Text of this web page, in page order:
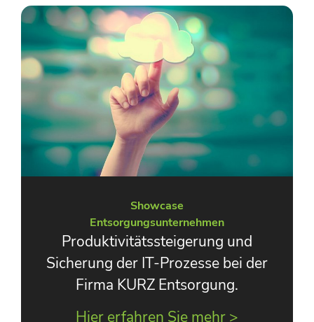
Showcase
Entsorgungsunternehmen
Produktivitätssteigerung und
Sicherung der IT-Prozesse bei der
Firma KURZ Entsorgung.
Hier erfahren Sie mehr >